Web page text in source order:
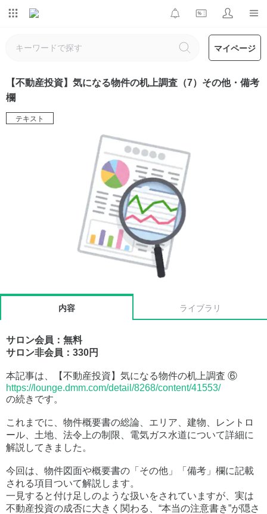
マイページ
【不動産投資】気になる物件の机上調査（7）その他・備考
欄
テキスト
内容 ライブラリ
サロン会員：無料
サロン非会員：330円
本記事は、【不動産投資】気になる物件の机上調査 ⑥
https://lounge.dmm.com/detail/8268/content/41553/
の続きです。
これまでに、物件概要書の総論、エリア、建物、レントロ
ール、土地、法令上の制限、電気ガス水道について詳細に
解説してきました。
今回は、物件図面や概要書の「その他」「備考」欄に記載
される項目ついて解説します。
一見すると付け足しのような扱いをされていますが、実は
不動産投資の成否に大きく関わる、“本当の注意書き”が隠さ